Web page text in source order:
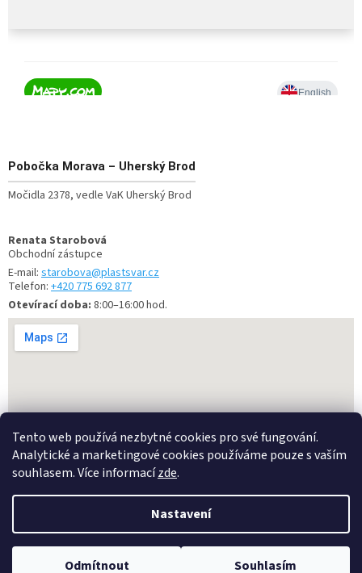
Tento web používá nezbytné cookies pro své fungování.
Analytické a marketingové cookies používáme pouze s vaším
souhlasem. Více informacízde.
Nastavení
Odmítnout Souhlasím
Pobočka Morava – Uherský Brod
Močidla 2378, vedle VaK Uherský Brod
Renata Starobová
Obchodní zástupce
E-mail: starobova@plastsvar.cz
Telefon: +420 775 692 877
Otevírací doba: 8:00–16:00 hod.
Copyright 2026Kanalizacepraha.cz. Všechna práva vyhrazena.
Upravit nastavení cookies